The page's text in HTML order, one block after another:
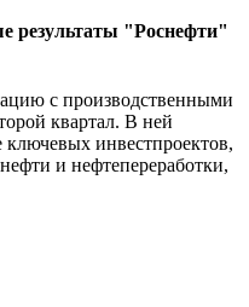
результаты "Роснефти"
с производственными
квартал. В ней
ключевых инвестпроектов,
и нефтепереработки,